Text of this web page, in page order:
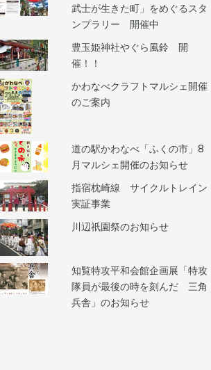
武士が生きた町」をめぐるスタ
ンプラリー 開催中
豊玉姫神社やぐら風鈴 開
催！！
かわなべクラフトマルシェ開催
のご案内
道の駅かわなべ「ふくの市」8
月マルシェ開催のお知らせ
指宿枕崎線 サイクルトレイン
実証事業
川辺祇園祭のお知らせ
知覧特攻平和会館企画展「特攻
隊員が最後の時を刻んだ 三角
兵舎」のお知らせ